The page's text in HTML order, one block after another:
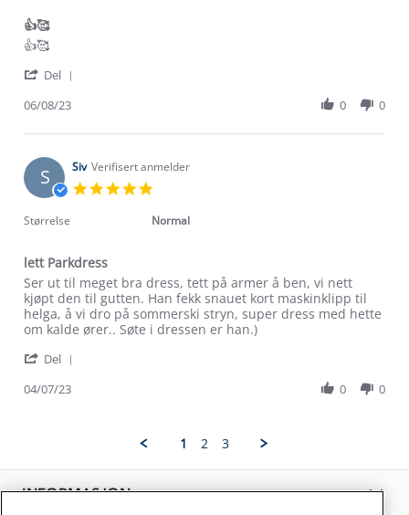
👍🥰
Review
Randi
on
Aug
review
👍
👍🥰
Del
Randi
on
6
Aug
06/08/23 0 0
S Siv Verifisert anmelder
rating
Størrelse Normal
lett Parkdress
Review
by
Siv
on
Jul
review
stating
lett
Parkdress
Ser ut til meget bra dress, tett på armer å ben, vi nett
kjøpt den til gutten. Han fekk snauet kort maskinklipp til
helga, å vi dro på sommerski stryn, super dress med hette
om kalde ører.. Søte i dressen er han.)
Del
Jul
04/07/23 0 0
1 2 3
INFORMASJON
Kundeservice
Kontakt oss
Konkurransevinnere
Kundeklubb
Bedrift, barnehage og SFO
Presse
Om Stormberg
Verdigrunnlag
Klima og miljø
Etisk handel
Dyreetikk
1% til samfunnet
Samarbeide med oss?
Alt du trenger til Norgesferien
Dette trenger du til barnehagen
Gravidklær
Hvordan velge riktig turtøy?
Store størrelser
Norgesferie 🇳🇴
Få turinspirasjon og tips her⛰
Overnatte utendørs⛺